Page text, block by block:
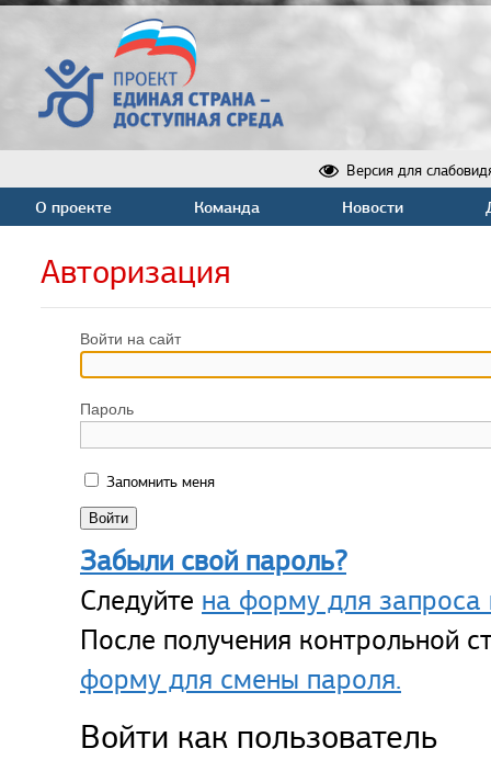
Версия для
О проекте Команда Новости
Авторизация
Войти на сайт
Пароль
Запомнить меня
Забыли свой пароль?
Следуйте на форму для запроса
После получения контрольной
форму для смены пароля.
Войти как пользователь